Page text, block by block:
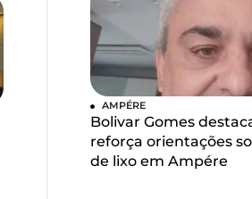
AMPÉRE
Bolivar Gomes
reforça orientações
de lixo em Ampére